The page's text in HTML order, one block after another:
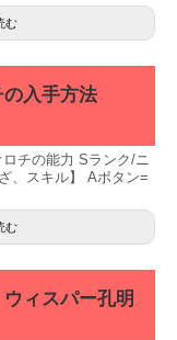
む
入手方法
チの能力 Sランク/ニ
、スキル】 Aボタン=
む
ィスパー孔明